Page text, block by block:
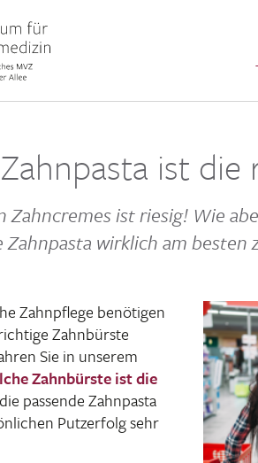
ist
Zahn­cremes ist riesig! Wie
wirk­lich am besten
Zahn­pflege benö­tigen
Zahn­bürste
Sie in unserem
Zahn­bürste ist die
passende Zahn­pasta
Putz­er­folg sehr